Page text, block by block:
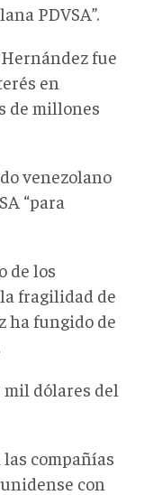
PDVSA”.
fue
en
de millones
venezolano
“para
de los
fragilidad de
ha fungido de
mil dólares del
compañías
con